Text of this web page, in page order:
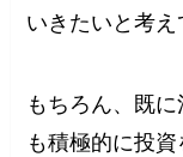
いきたいと考え
もちろん、既
も積極的に投